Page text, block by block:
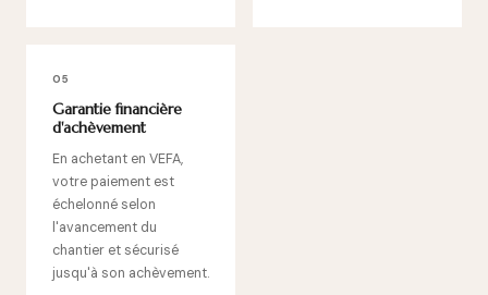
05
Garantie financière
d'achèvement
En achetant en VEFA,
votre paiement est
échelonné selon
l'avancement du
chantier et sécurisé
jusqu'à son achèvement.